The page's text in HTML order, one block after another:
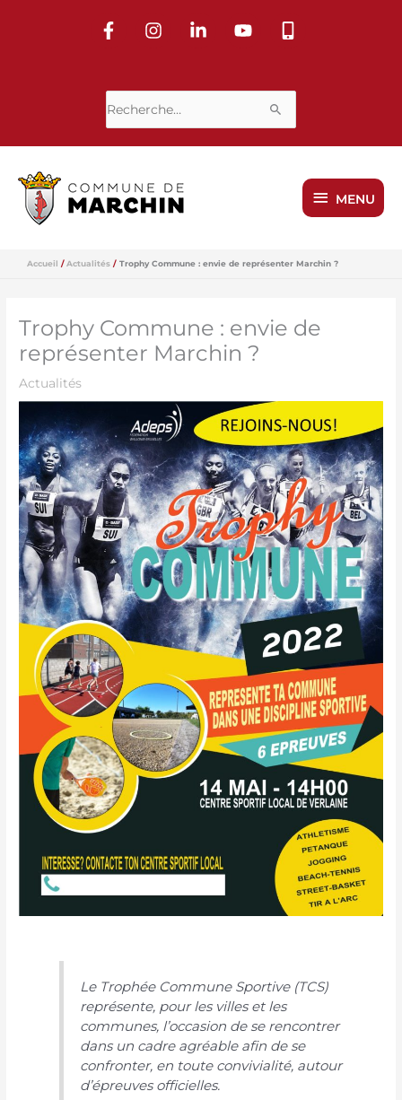
MENU
MENU
Accueil Actualités Trophy Commune : envie de représenter Marchin ?
Trophy Commune : envie de
représenter Marchin ?
Actualités
Le Trophée Commune Sportive (TCS)
représente, pour les villes et les
communes, l’occasion de se rencontrer
dans un cadre agréable afin de se
confronter, en toute convivialité, autour
d’épreuves officielles.